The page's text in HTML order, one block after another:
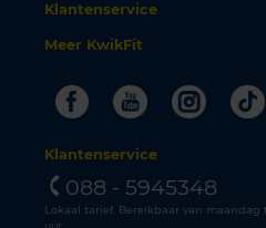
Klantenservice
Meer KwikFit
FacebookYoutube
Klantenservice
088 - 5945348
Lokaal tarief. Bereikbaar van maandag
uur.